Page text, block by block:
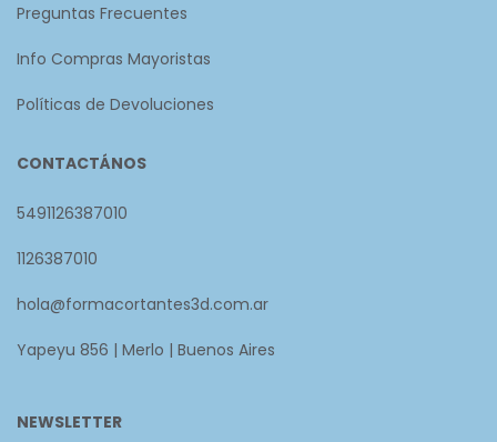
Preguntas Frecuentes
Info Compras Mayoristas
Políticas de Devoluciones
CONTACTÁNOS
5491126387010
1126387010
hola@formacortantes3d.com.ar
Yapeyu 856 | Merlo | Buenos Aires
NEWSLETTER